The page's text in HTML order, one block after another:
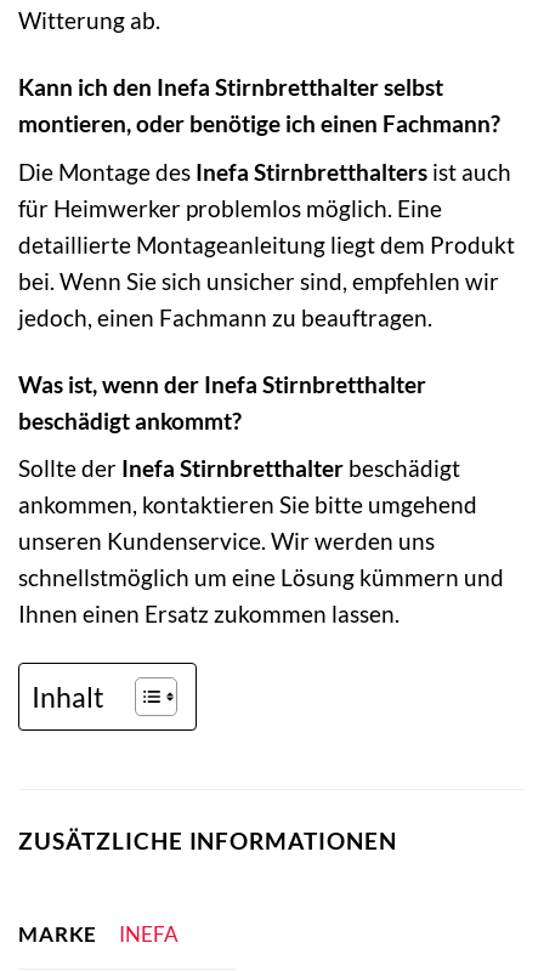
Witterung ab.
Kann ich den Inefa Stirnbretthalter selbst
montieren, oder benötige ich einen Fachmann?
Die Montage des Inefa Stirnbretthalters ist auch
für Heimwerker problemlos möglich. Eine
detaillierte Montageanleitung liegt dem Produkt
bei. Wenn Sie sich unsicher sind, empfehlen wir
jedoch, einen Fachmann zu beauftragen.
Was ist, wenn der Inefa Stirnbretthalter
beschädigt ankommt?
Sollte der Inefa Stirnbretthalter beschädigt
ankommen, kontaktieren Sie bitte umgehend
unseren Kundenservice. Wir werden uns
schnellstmöglich um eine Lösung kümmern und
Ihnen einen Ersatz zukommen lassen.
Inhalt
ZUSÄTZLICHE INFORMATIONEN
MARKE INEFA